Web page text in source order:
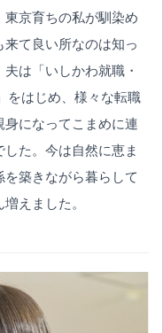
京育ちの私が馴染め
て良い所なのは知っ
は「いしかわ就職・
をはじめ、様々な転職
になってこまめに連
た。今は自然に恵ま
築きながら暮らして
えました。